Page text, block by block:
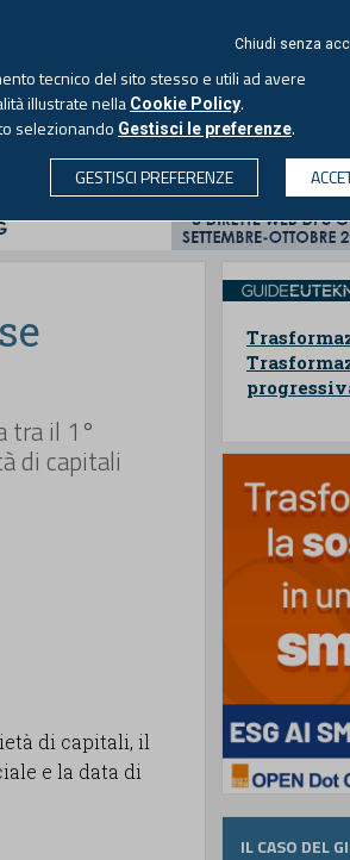
alle 6.00
ECONOMIA & SOCIETÀ
tra il 1°
di capitali
di capitali, il
e la data di
Trasformazione -
IL CASO DEL
Chiudi senza
tecnico del sito stesso e utili ad avere
illustrate nella Cookie Policy.
selezionando Gestisci le preferenze.
GESTISCI PREFERENZE